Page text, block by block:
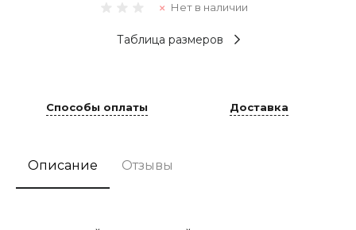
Нет в наличии
Таблица размеров
Способы оплаты Доставка
Описание Отзывы